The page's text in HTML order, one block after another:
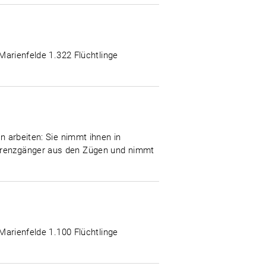
1.322 Flüchtlinge
arbeiten: Sie nimmt ihnen in
aus den Zügen und nimmt
1.100 Flüchtlinge